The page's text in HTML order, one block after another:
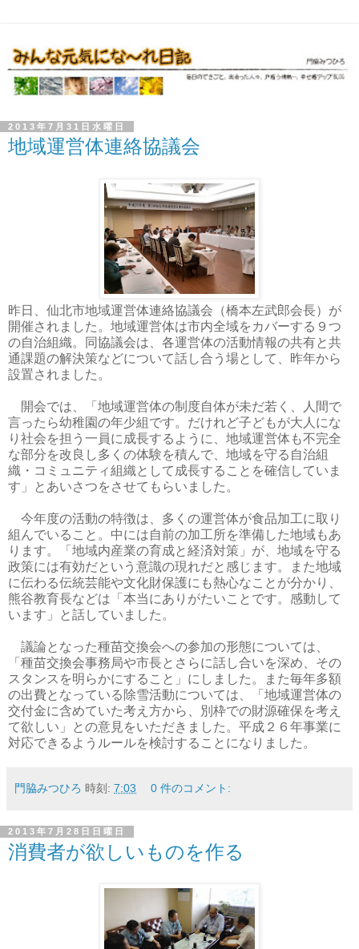
2013年7月31日水曜日
地域運営体連絡協議会
昨日、仙北市地域運営体連絡協議会（橋本左武郎会長）が
開催されました。地域運営体は市内全域をカバーする９つ
の自治組織。同協議会は、各運営体の活動情報の共有と共
通課題の解決策などについて話し合う場として、昨年から
設置されました。
開会では、「地域運営体の制度自体が未だ若く、人間で
言ったら幼稚園の年少組です。だけれど子どもが大人にな
り社会を担う一員に成長するように、地域運営体も不完全
な部分を改良し多くの体験を積んで、地域を守る自治組
織・コミュニティ組織として成長することを確信していま
す」とあいさつをさせてもらいました。
今年度の活動の特徴は、多くの運営体が食品加工に取り
組んでいること。中には自前の加工所を準備した地域もあ
ります。「地域内産業の育成と経済対策」が、地域を守る
政策には有効だという意識の現れだと感じます。また地域
に伝わる伝統芸能や文化財保護にも熱心なことが分かり、
熊谷教育長などは「本当にありがたいことです。感動して
います」と話していました。
議論となった種苗交換会への参加の形態については、
「種苗交換会事務局や市長とさらに話し合いを深め、その
スタンスを明らかにすること」にしました。また毎年多額
の出費となっている除雪活動については、「地域運営体の
交付金に含めていた考え方から、別枠での財源確保を考え
て欲しい」との意見をいただきました。平成２６年事業に
対応できるようルールを検討することになりました。
門脇みつひろ 時刻: 7:03 0 件のコメント:
2013年7月28日日曜日
消費者が欲しいものを作る